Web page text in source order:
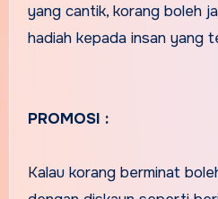
yang cantik, korang boleh
hadiah kepada insan yang
PROMOSI :
Kalau korang berminat